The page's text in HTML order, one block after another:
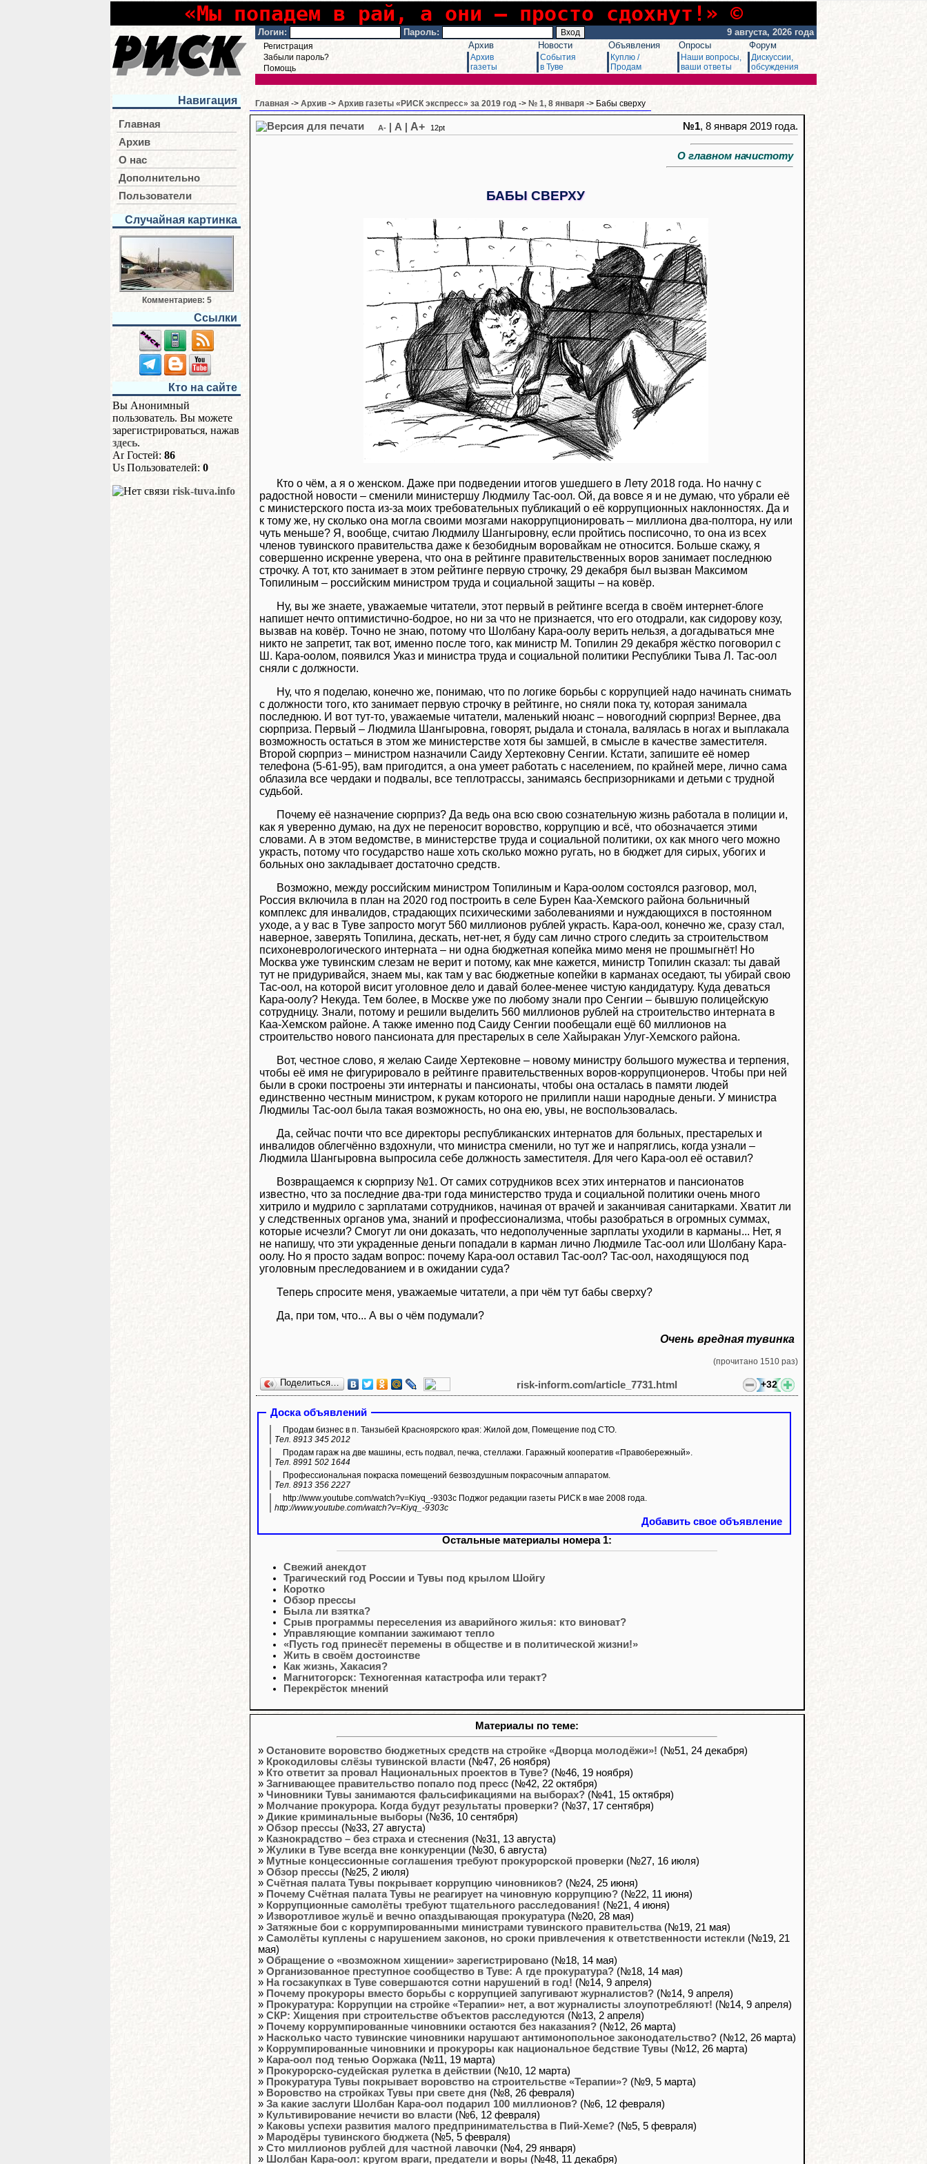
«Мы попадем в рай, а они – просто сдохнут!» ©
Логин: Пароль: 9 августа, 2026 года
Регистрация
Забыли пароль?
Помощь
Архив
Архив
газеты
Новости
События
в Туве
Объявления
Куплю /
Продам
Опросы
Наши вопросы,
ваши ответы
Форум
Дискуссии,
обсуждения
Навигация
Главная
Архив
О нас
Дополнительно
Пользователи
Случайная картинка
Комментариев: 5
Ссылки
Кто на сайте
Вы Анонимный
пользователь. Вы можете
зарегистрироваться, нажав
здесь.
Гостей: 86
Пользователей: 0
risk-tuva.info
Главная -> Архив -> Архив газеты «РИСК экспресс» за 2019 год -> № 1, 8 января -> Бабы сверху
A- A A+ 12pt №1, 8 января 2019 года.
О главном начистоту
БАБЫ СВЕРХУ
Кто о чём, а я о женском. Даже при подведении итогов ушедшего в Лету 2018 года. Но начну с
радостной новости – сменили министершу Людмилу Тас-оол. Ой, да вовсе я и не думаю, что убрали её
с министерского поста из-за моих требовательных публикаций о её коррупционных наклонностях. Да и
к тому же, ну сколько она могла своими мозгами накоррупционировать – миллиона два-полтора, ну или
чуть меньше? Я, вообще, считаю Людмилу Шангыровну, если пройтись посписочно, то она из всех
членов тувинского правительства даже к безобидным воровайкам не относится. Больше скажу, я
совершенно искренне уверена, что она в рейтинге правительственных воров занимает последнюю
строчку. А тот, кто занимает в этом рейтинге первую строчку, 29 декабря был вызван Максимом
Топилиным – российским министром труда и социальной защиты – на ковёр.
Ну, вы же знаете, уважаемые читатели, этот первый в рейтинге всегда в своём интернет-блоге
напишет нечто оптимистично-бодрое, но ни за что не признается, что его отодрали, как сидорову козу,
вызвав на ковёр. Точно не знаю, потому что Шолбану Кара-оолу верить нельзя, а догадываться мне
никто не запретит, так вот, именно после того, как министр М. Топилин 29 декабря жёстко поговорил с
Ш. Кара-оолом, появился Указ и министра труда и социальной политики Республики Тыва Л. Тас-оол
сняли с должности.
Ну, что я поделаю, конечно же, понимаю, что по логике борьбы с коррупцией надо начинать снимать
с должности того, кто занимает первую строчку в рейтинге, но сняли пока ту, которая занимала
последнюю. И вот тут-то, уважаемые читатели, маленький нюанс – новогодний сюрприз! Вернее, два
сюрприза. Первый – Людмила Шангыровна, говорят, рыдала и стонала, валялась в ногах и выплакала
возможность остаться в этом же министерстве хотя бы замшей, в смысле в качестве заместителя.
Второй сюрприз – министром назначили Саиду Хертековну Сенгии. Кстати, запишите её номер
телефона (5-61-95), вам пригодится, а она умеет работать с населением, по крайней мере, лично сама
облазила все чердаки и подвалы, все теплотрассы, занимаясь беспризорниками и детьми с трудной
судьбой.
Почему её назначение сюрприз? Да ведь она всю свою сознательную жизнь работала в полиции и,
как я уверенно думаю, на дух не переносит воровство, коррупцию и всё, что обозначается этими
словами. А в этом ведомстве, в министерстве труда и социальной политики, ох как много чего можно
украсть, потому что государство наше хоть сколько можно ругать, но в бюджет для сирых, убогих и
больных оно закладывает достаточно средств.
Возможно, между российским министром Топилиным и Кара-оолом состоялся разговор, мол,
Россия включила в план на 2020 год построить в селе Бурен Каа-Хемского района больничный
комплекс для инвалидов, страдающих психическими заболеваниями и нуждающихся в постоянном
уходе, а у вас в Туве запросто могут 560 миллионов рублей украсть. Кара-оол, конечно же, сразу стал,
наверное, заверять Топилина, дескать, нет-нет, я буду сам лично строго следить за строительством
психоневрологического интерната – ни одна бюджетная копейка мимо меня не прошмыгнёт! Но
Москва уже тувинским слезам не верит и потому, как мне кажется, министр Топилин сказал: ты давай
тут не придуривайся, знаем мы, как там у вас бюджетные копейки в карманах оседают, ты убирай свою
Тас-оол, на которой висит уголовное дело и давай более-менее чистую кандидатуру. Куда деваться
Кара-оолу? Некуда. Тем более, в Москве уже по любому знали про Сенгии – бывшую полицейскую
сотрудницу. Знали, потому и решили выделить 560 миллионов рублей на строительство интерната в
Каа-Хемском районе. А также именно под Саиду Сенгии пообещали ещё 60 миллионов на
строительство нового пансионата для престарелых в селе Хайыракан Улуг-Хемского района.
Вот, честное слово, я желаю Саиде Хертековне – новому министру большого мужества и терпения,
чтобы её имя не фигурировало в рейтинге правительственных воров-коррупционеров. Чтобы при ней
были в сроки построены эти интернаты и пансионаты, чтобы она осталась в памяти людей
единственно честным министром, к рукам которого не прилипли наши народные деньги. У министра
Людмилы Тас-оол была такая возможность, но она ею, увы, не воспользовалась.
Да, сейчас почти что все директоры республиканских интернатов для больных, престарелых и
инвалидов облегчённо вздохнули, что министра сменили, но тут же и напряглись, когда узнали –
Людмила Шангыровна выпросила себе должность заместителя. Для чего Кара-оол её оставил?
Возвращаемся к сюрпризу №1. От самих сотрудников всех этих интернатов и пансионатов
известно, что за последние два-три года министерство труда и социальной политики очень много
хитрило и мудрило с зарплатами сотрудников, начиная от врачей и заканчивая санитарками. Хватит ли
у следственных органов ума, знаний и профессионализма, чтобы разобраться в огромных суммах,
которые исчезли? Смогут ли они доказать, что недополученные зарплаты уходили в карманы... Нет, я
не напишу, что эти украденные деньги попадали в карман лично Людмиле Тас-оол или Шолбану Кара-
оолу. Но я просто задам вопрос: почему Кара-оол оставил Тас-оол? Тас-оол, находящуюся под
уголовным преследованием и в ожидании суда?
Теперь спросите меня, уважаемые читатели, а при чём тут бабы сверху?
Да, при том, что... А вы о чём подумали?
Очень вредная тувинка
(прочитано 1510 раз)
Поделиться… +32
risk-inform.com/article_7731.html
Доска объявлений
Продам бизнес в п. Танзыбей Красноярского края: Жилой дом, Помещение под СТО.
Тел. 8913 345 2012
Продам гараж на две машины, есть подвал, печка, стеллажи. Гаражный кооператив «Правобережный».
Тел. 8991 502 1644
Профессиональная покраска помещений безвоздушным покрасочным аппаратом.
Тел. 8913 356 2227
http://www.youtube.com/watch?v=Kiyq_-9303c Поджог редакции газеты РИСК в мае 2008 года.
http://www.youtube.com/watch?v=Kiyq_-9303c
Добавить свое объявление
Остальные материалы номера 1:
Свежий анекдот
Трагический год России и Тувы под крылом Шойгу
Коротко
Обзор прессы
Была ли взятка?
Срыв программы переселения из аварийного жилья: кто виноват?
Управляющие компании зажимают тепло
«Пусть год принесёт перемены в обществе и в политической жизни!»
Жить в своём достоинстве
Как жизнь, Хакасия?
Магнитогорск: Техногенная катастрофа или теракт?
Перекрёсток мнений
Материалы по теме:
» Остановите воровство бюджетных средств на стройке «Дворца молодёжи»! (№51, 24 декабря)
» Крокодиловы слёзы тувинской власти (№47, 26 ноября)
» Кто ответит за провал Национальных проектов в Туве? (№46, 19 ноября)
» Загнивающее правительство попало под пресс (№42, 22 октября)
» Чиновники Тувы занимаются фальсификациями на выборах? (№41, 15 октября)
» Молчание прокурора. Когда будут результаты проверки? (№37, 17 сентября)
» Дикие криминальные выборы (№36, 10 сентября)
» Обзор прессы (№33, 27 августа)
» Казнокрадство – без страха и стеснения (№31, 13 августа)
» Жулики в Туве всегда вне конкуренции (№30, 6 августа)
» Мутные концессионные соглашения требуют прокурорской проверки (№27, 16 июля)
» Обзор прессы (№25, 2 июля)
» Счётная палата Тувы покрывает коррупцию чиновников? (№24, 25 июня)
» Почему Счётная палата Тувы не реагирует на чиновную коррупцию? (№22, 11 июня)
» Коррупционные самолёты требуют тщательного расследования! (№21, 4 июня)
» Изворотливое жульё и вечно опаздывающая прокуратура(№20, 28 мая)
» Затяжные бои с коррумпированными министрами тувинского правительства(№19, 21 мая)
» Самолёты куплены с нарушением законов, но сроки привлечения к ответственности истекли (№19, 21
мая)
» Обращение о «возможном хищении» зарегистрировано (№18, 14 мая)
» Организованное преступное сообщество в Туве: А где прокуратура? (№18, 14 мая)
» На госзакупках в Туве совершаются сотни нарушений в год! (№14, 9 апреля)
» Почему прокуроры вместо борьбы с коррупцией запугивают журналистов? (№14, 9 апреля)
» Прокуратура: Коррупции на стройке «Терапии» нет, а вот журналисты злоупотребляют! (№14, 9 апреля)
» СКР: Хищения при строительстве объектов расследуются (№13, 2 апреля)
» Почему коррумпированные чиновники остаются без наказания? (№12, 26 марта)
» Насколько часто тувинские чиновники нарушают антимонопольное законодательство? (№12, 26 марта)
» Коррумпированные чиновники и прокуроры как национальное бедствие Тувы (№12, 26 марта)
» Кара-оол под тенью Ооржака(№11, 19 марта)
» Прокурорско-судейская рулетка в действии (№10, 12 марта)
» Прокуратура Тувы покрывает воровство на строительстве «Терапии»? (№9, 5 марта)
» Воровство на стройках Тувы при свете дня (№8, 26 февраля)
» За какие заслуги Шолбан Кара-оол подарил 100 миллионов? (№6, 12 февраля)
» Культивирование нечисти во власти (№6, 12 февраля)
» Каковы успехи развития малого предпринимательства в Пий-Хеме? (№5, 5 февраля)
» Мародёры тувинского бюджета(№5, 5 февраля)
» Сто миллионов рублей для частной лавочки (№4, 29 января)
» Шолбан Кара-оол: кругом враги, предатели и воры (№48, 11 декабря)